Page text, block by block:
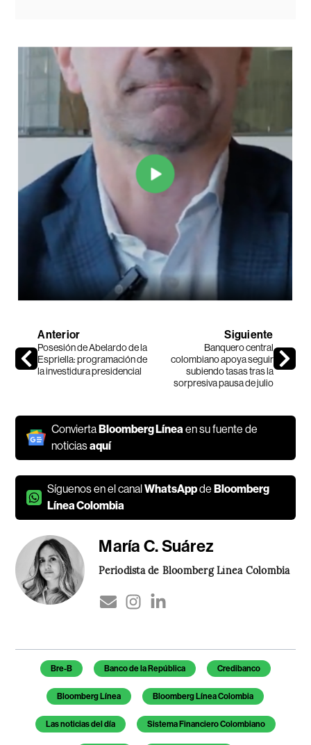
Anterior
Posesión de Abelardo de la
Espriella: programación de
la investidura presidencial
Siguiente
Banquero central
colombiano apoya seguir
subiendo tasas tras la
sorpresiva pausa de julio
ConviertaBloomberg Línea en su fuente de
noticiasaquí
Síguenos en el canalWhatsAppdeBloomberg
Línea Colombia
María C. Suárez
Periodista de Bloomberg Línea Colombia
Temas de este artículo
Bre-B Banco de la República Credibanco
Bloomberg Línea Bloomberg Línea Colombia
Las noticias del día Sistema Financiero Colombiano